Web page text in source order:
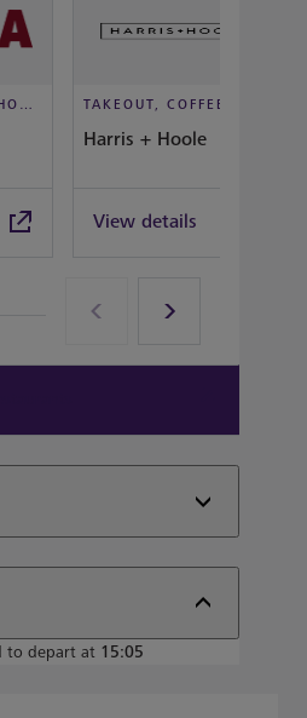
TAKEOUT, COFFEEHOUSE AND CAFÉ
Harris + Hoole
View details
to depart at 15:05